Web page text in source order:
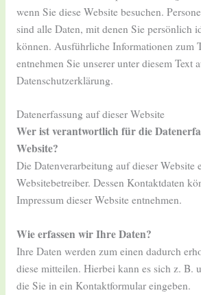
wenn Sie diese Website besuchen.
sind alle Daten, mit denen Sie persönlich
können. Ausführliche Informationen zum
entnehmen Sie unserer unter diesem Text
Datenschutzerklärung.
Datenerfassung auf dieser Website
Wer ist verantwortlich für die
Website?
Die Datenverarbeitung auf dieser Website
Websitebetreiber. Dessen Kontaktdaten
Impressum dieser Website entnehmen.
Wie erfassen wir Ihre Daten?
Ihre Daten werden zum einen dadurch
diese mitteilen. Hierbei kann es sich z. B.
die Sie in ein Kontaktformular eingeben.